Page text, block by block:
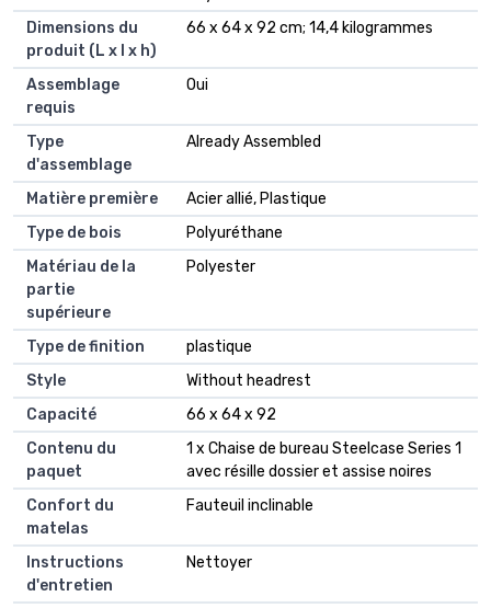
Dimensions du
produit (L x l x h)
‎66 x 64 x 92 cm; 14,4 kilogrammes
Assemblage
requis
‎Oui
Type
d'assemblage
‎Already Assembled
Matière première
‎Acier allié, Plastique
Type de bois
‎Polyuréthane
Matériau de la
partie
supérieure
‎Polyester
Type de finition
‎plastique
Style
‎Without headrest
Capacité
‎66 x 64 x 92
Contenu du
paquet
‎1 x Chaise de bureau Steelcase Series 1
avec résille dossier et assise noires
Confort du
matelas
‎Fauteuil inclinable
Instructions
d'entretien
‎Nettoyer